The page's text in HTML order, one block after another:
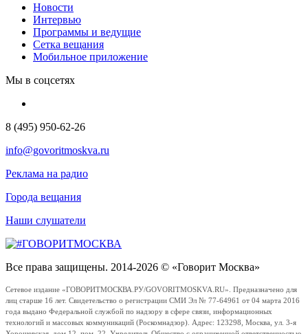
Новости
Интервью
Программы и ведущие
Сетка вещания
Мобильное приложение
Мы в соцсетях
8 (495) 950-62-26
info@govoritmoskva.ru
Реклама на радио
Города вещания
Наши слушатели
Все права защищены. 2014-2026 © «Говорит Москва»
Сетевое издание «ГОВОРИТМОСКВА.РУ/GOVORITMOSKVA.RU». Предназначено для
лиц старше 16 лет. Свидетельство о регистрации СМИ Эл № 77-64961 от 04 марта 2016
года выдано Федеральной службой по надзору в сфере связи, информационных
технологий и массовых коммуникаций (Роскомнадзор). Адрес: 123298, Москва, ул. 3-я